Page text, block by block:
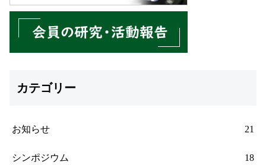
カテゴリー
お知らせ 21
シンポジウム 18